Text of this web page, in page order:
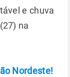
e chuva
na
Nordeste!